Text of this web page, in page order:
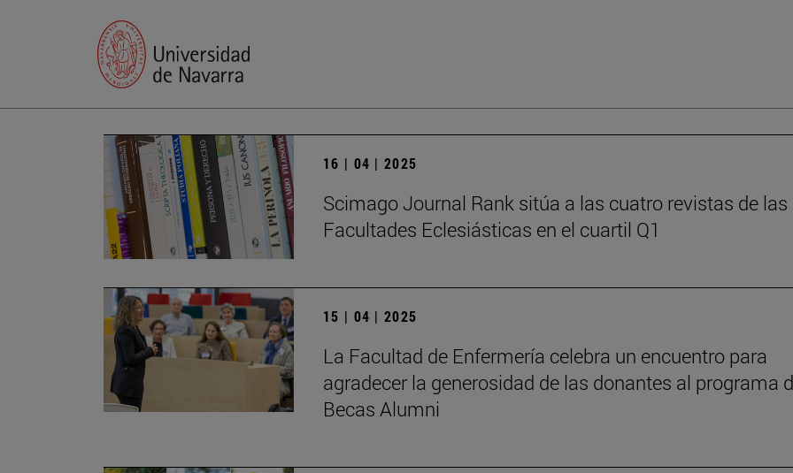
16 | 04 | 2025
Scimago Journal Rank sitúa a las cuatro revistas de las
Facultades Eclesiásticas en el cuartil Q1
15 | 04 | 2025
La Facultad de Enfermería celebra un encuentro para
agradecer la generosidad de las donantes al programa
Becas Alumni